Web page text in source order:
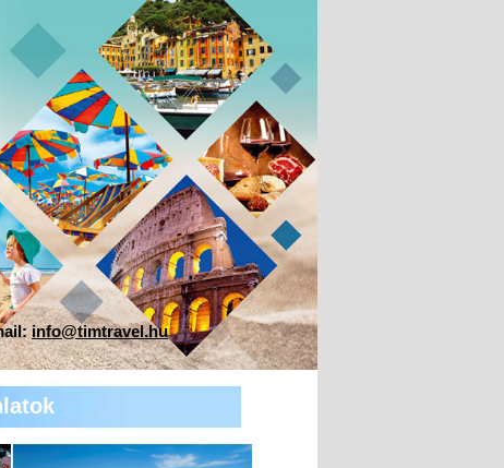
info@timtravel.hu